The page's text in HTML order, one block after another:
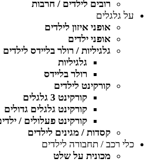
רובים לילדים / חרבות
על גלגלים
אופני איזון לילדים
אופני ילדים
גלגיליות / רולר בליידס לילדים
גלגיליות
רולר בליידס
קורקינט לילדים
קורקינט 3 גלגלים
קורקינט גלגלים גדולים
קורקינט פעלולים /
קסדות / מגינים לילדים
כלי רכב / תחבורה לילדים
מכונית על שלט